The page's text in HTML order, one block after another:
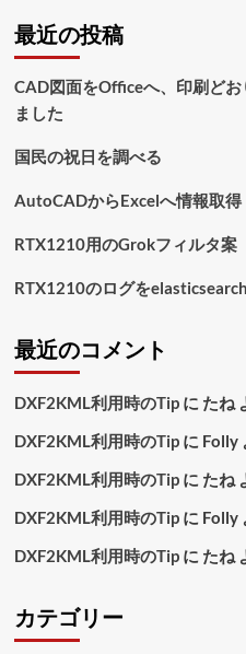
プ
ト
に
て
ら
読
む
最近の投稿
CAD図面をOfficeへ、印刷ど
ました
国民の祝日を調べる
AutoCADからExcelへ情報取得
RTX1210用のGrokフィルタ案
RTX1210のログを
最近のコメント
DXF2KML利用時のTipに たね
DXF2KML利用時のTipに Folly
DXF2KML利用時のTipに たね
DXF2KML利用時のTipに Folly
DXF2KML利用時のTipに たね
カテゴリー